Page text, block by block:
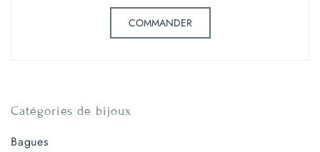
COMMANDER
Catégories de bijoux
Bagues